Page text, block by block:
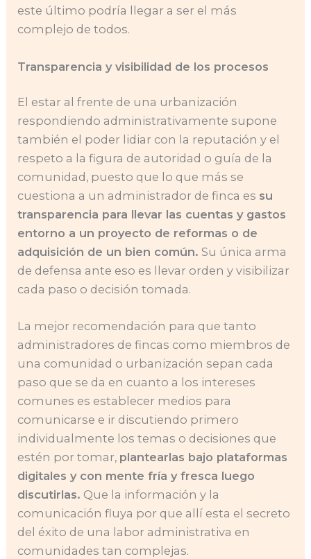
este último podría llegar a ser el más
complejo de todos.
Transparencia y visibilidad de los procesos
El estar al frente de una urbanización
respondiendo administrativamente supone
también el poder lidiar con la reputación y el
respeto a la figura de autoridad o guía de la
comunidad, puesto que lo que más se
cuestiona a un administrador de finca es su
transparencia para llevar las cuentas y gastos
entorno a un proyecto de reformas o de
adquisición de un bien común. Su única arma
de defensa ante eso es llevar orden y visibilizar
cada paso o decisión tomada.
La mejor recomendación para que tanto
administradores de fincas como miembros de
una comunidad o urbanización sepan cada
paso que se da en cuanto a los intereses
comunes es establecer medios para
comunicarse e ir discutiendo primero
individualmente los temas o decisiones que
estén por tomar, plantearlas bajo plataformas
digitales y con mente fría y fresca luego
discutirlas. Que la información y la
comunicación fluya por que allí esta el secreto
del éxito de una labor administrativa en
comunidades tan complejas.